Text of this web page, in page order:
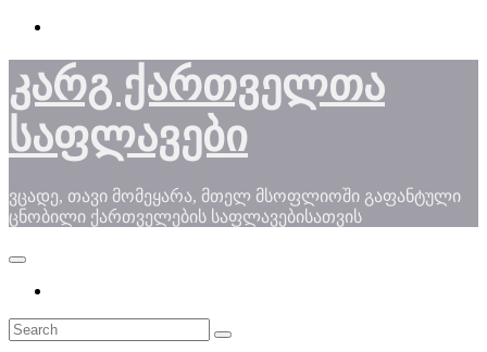
Skip
content
კარგ ქართველთა
საფლავები
ვცადე, თავი მომეყარა, მთელ მსოფლიოში გაფანტული
ცნობილი ქართველების საფლავებისათვის